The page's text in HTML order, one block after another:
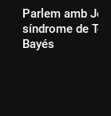
Parlem amb
síndrome de
Bayés